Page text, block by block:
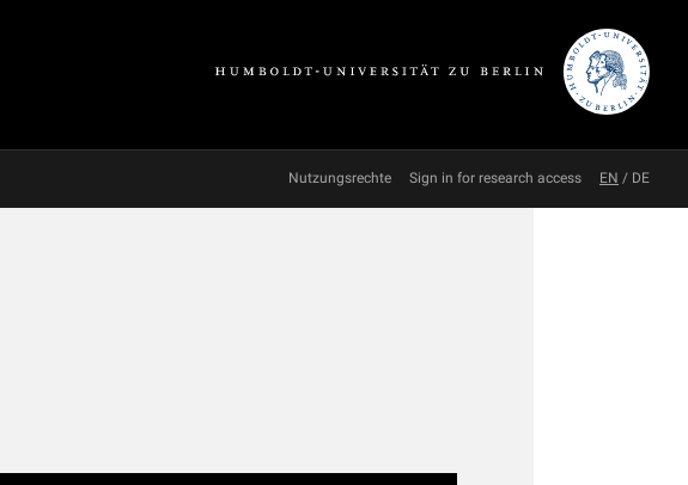
Nutzungsrechte Sign in for research access EN / DE